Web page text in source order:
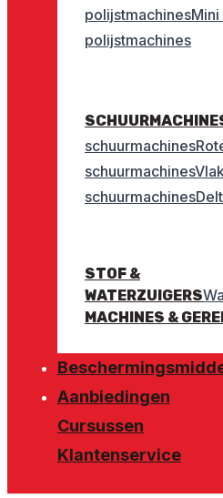
polijstmachines
polijstmachines
schuurmachines
schuurmachines
schuurmachines
STOF &
WATERZUIGERS
MACHINES &
Aanbiedingen
Cursussen
Klantenservice